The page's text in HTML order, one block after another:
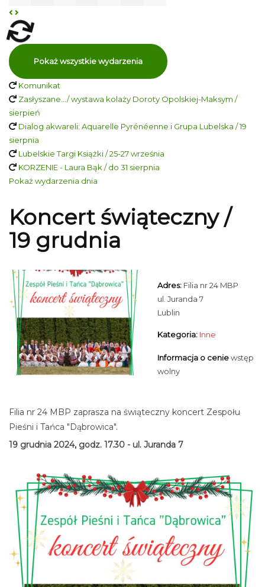
Pokaż wszystkie wydarzenia
Komunikat
Zasłyszane…/ wystawa kolaży Doroty Opolskiej-Maksym /
sierpień
Dialog akwareli: Aquarelle Pyrénéenne i Grupa Lubelska / 19
sierpnia
Lubelskie Targi Książki / 25-27 września
KORZENIE - Laura Bąk / do 31 sierpnia
Pokaż wydarzenia dnia
Koncert świąteczny /
19 grudnia
Adres: Filia nr 24 MBP
ul. Juranda 7
Lublin
Kategoria: Inne
Informacja o ceniewstęp
wolny
Filia nr 24 MBP zaprasza na świąteczny koncert Zespołu
Pieśni i Tańca "Dąbrowica".
19 grudnia 2024, godz. 17.30 - ul. Juranda 7